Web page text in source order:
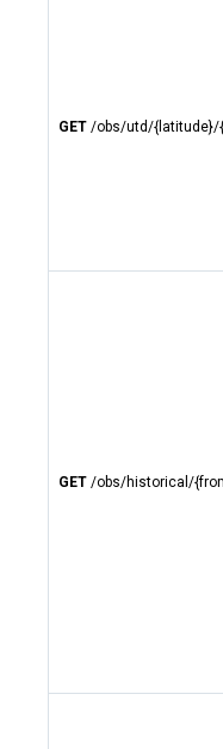
GET /obs/utd/{latitude}/
GET /obs/historical/